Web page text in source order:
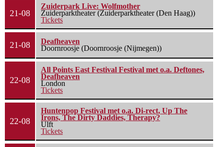
21-08
Zuiderpark Live: Wolfmother
Zuiderparktheater (Zuiderparktheater (Den Haag))
Tickets
21-08
Deafheaven
Doornroosje (Doornroosje (Nijmegen))
22-08
All Points East Festival Festival met o.a. Deftones,
Deafheaven
London
Tickets
22-08
Huntenpop Festival met o.a. Di-rect, Up The
Irons, The Dirty Daddies, Therapy?
Ulft
Tickets